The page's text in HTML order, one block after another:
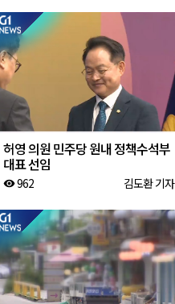
2026년 08월 06일(목)
2026년 08월 06일(목)
2026년 08월 06일(목)
2026년 08월 06일(목)
허영 의원 민주당 원내 정책수석부
대표 선임
visibility962 김도환 기자